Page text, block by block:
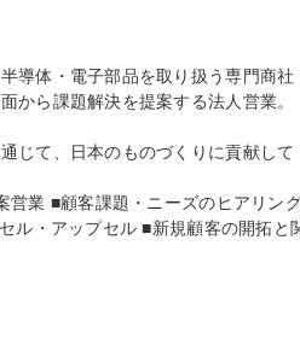
導体・電子部品を取り扱う専門商社
から課題解決を提案する法人営業。
じて、日本のものづくりに貢献して
営業 ■顧客課題・ニーズのヒアリン
ル・アップセル ■新規顧客の開拓と